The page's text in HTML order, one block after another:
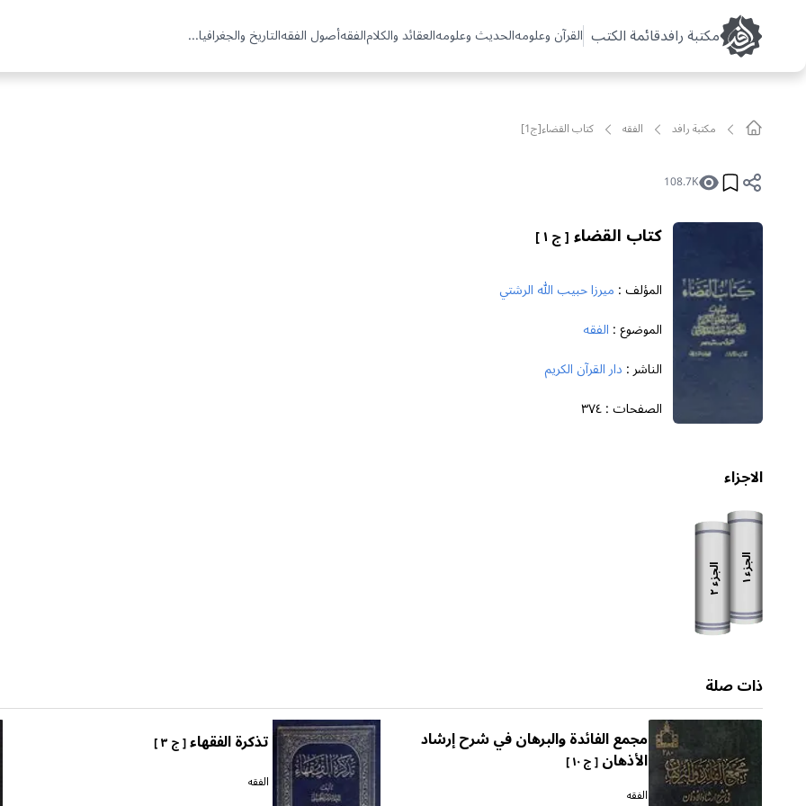
مکتبة رافدقائمة الكتب القرآن وعلومهالحديث وعلومهالعقائد والكلامالفقهأصول الفقهالتاريخ والجغرافيا...
مکتبة رافد الفقه كتاب القضاء[ج1]
108.7K
كتاب القضاء[ ج ١ ]
المؤلف : ميرزا حبيب الله الرشتي
الموضوع : الفقه
الناشر : دار القرآن الكريم
الصفحات :٣٧٤
الاجزاء
الجزء
١ الجزء
٢
ذات صلة
مجمع الفائدة والبرهان في شرح إرشاد
الأذهان[ ج ١٠ ]
الفقه
تذكرة الفقهاء[ ج ٣ ]
الفقه